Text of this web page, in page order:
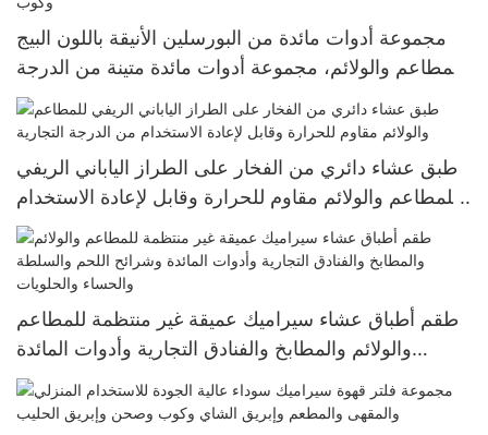
مجموعة أدوات مائدة من البورسلين الأنيقة باللون البيج
للمطاعم والولائم، مجموعة أدوات مائدة متينة من الدرجة
التجارية، طبق ووعاء وكوب
طبق عشاء دائري من الفخار على الطراز الياباني الريفي
للمطاعم والولائم مقاوم للحرارة وقابل لإعادة الاستخدام
من الدرجة التجارية
طقم أطباق عشاء سيراميك عميقة غير منتظمة للمطاعم
والولائم والمطابخ والفنادق التجارية وأدوات المائدة
وشرائح اللحم والسلطة والحساء والحلويات